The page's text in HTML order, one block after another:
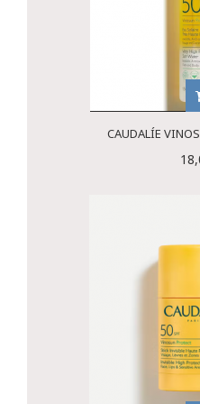
CAUDALÍE